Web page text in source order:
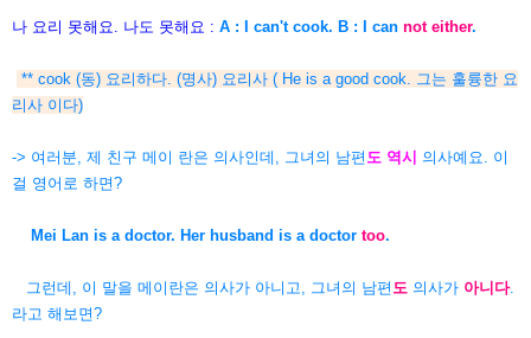
나 요리 못해요. 나도 못해요 : A : I can't cook. B : I can not either.
** cook (동) 요리하다. (명사) 요리사 ( He is a good cook. 그는 훌륭한 요
리사 이다)
-> 여러분, 제 친구 메이 란은 의사인데, 그녀의 남편 도 역시 의사예요. 이
걸 영어로 하면?
Mei Lan is a doctor. Her husband is a doctor too.
그런데, 이 말을 메이란은 의사가 아니고, 그녀의 남편 도 의사가 아니다.
라고 해보면?